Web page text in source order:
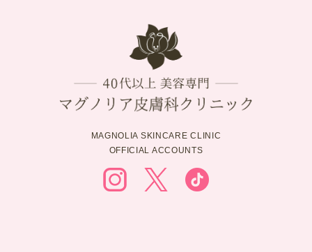
MAGNOLIA SKINCARE CLINIC
OFFICIAL ACCOUNTS